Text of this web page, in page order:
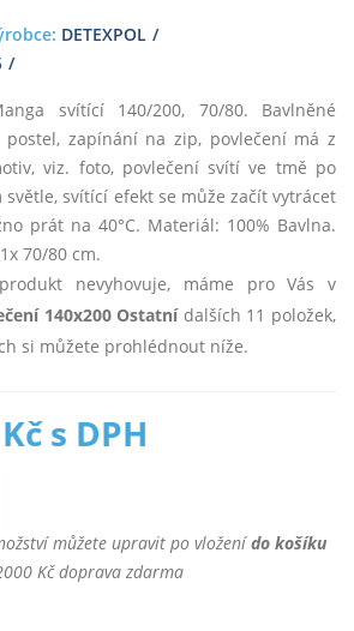
DETEXPOL
svítící 140/200, 70/80. Bavlněné
postel, zapínání na zip, povlečení má z
viz. foto, povlečení svítí ve tmě po
svítící efekt se může začít vytrácet
prát na 40°C. Materiál: 100% Bavlna.
70/80 cm.
nevyhovuje, máme pro Vás v
140x200 Ostatnídalších 11 položek,
si můžete prohlédnout níže.
s DPH
můžete upravit po vloženído košíku
Kč doprava zdarma